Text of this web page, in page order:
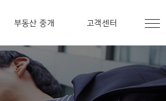
부동산 중개 고객센터